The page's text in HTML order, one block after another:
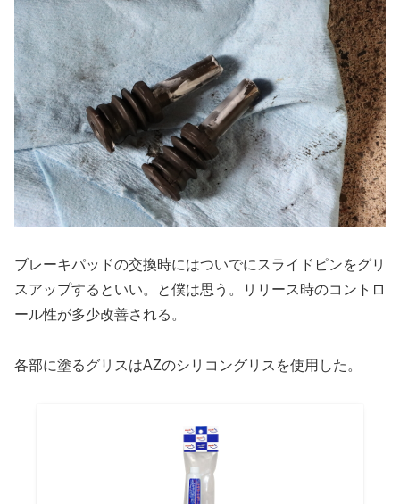
ブレーキパッドの交換時にはついでにスライドピンをグリ
スアップするといい。と僕は思う。リリース時のコントロ
ール性が多少改善される。
各部に塗るグリスはAZのシリコングリスを使用した。